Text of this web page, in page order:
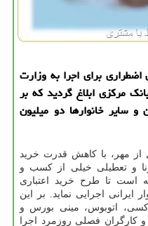
اضطراری برای اجرا به وزارت
مركزی ابلاغ گردید كه بر
یكنفره 1میلیون و سایر خانوارها دو میلیون
از مهر، با كاهش قدرت خرید
و تعطیلی خیلی از كسب و
است تا طرح خرید اعتباری
ایرانی اجرایی نماید. بر این
اتوبوس، مینی بورس و
كارگران فصلی روزمرد اجرا